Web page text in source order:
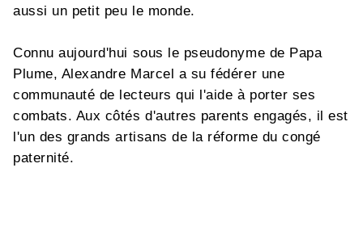
aussi un petit peu le monde.
Connu aujourd'hui sous le pseudonyme de Papa
Plume, Alexandre Marcel a su fédérer une
communauté de lecteurs qui l'aide à porter ses
combats. Aux côtés d'autres parents engagés, il est
l'un des grands artisans de la réforme du congé
paternité.